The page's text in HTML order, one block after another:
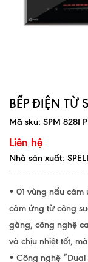
BẾP ĐIỆN TỪ
Mã sku: SPM 828I
Liên hệ
Nhà sản xuất:
• 01 vùng nấu
cảm ứng từ công
gàng, công nghệ
và chịu nhiệt tốt,
• Công nghệ